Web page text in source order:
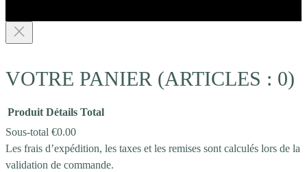
VOTRE PANIER (ARTICLES : 0)
PRODUITS
Produit Détails Total
Sous-total €0.00
Les frais d’expédition, les taxes et les remises sont calculés lors de la
validation de commande.